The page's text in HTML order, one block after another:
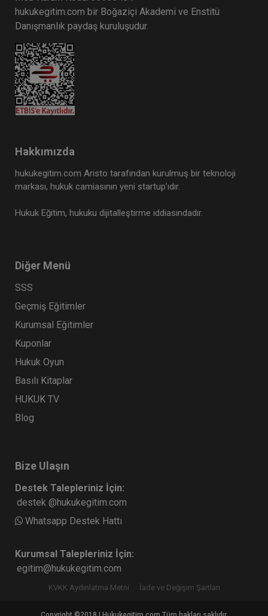
hukukegitim.com bir Boğaziçi Akademi ve Enstitü
Danışmanlık paydaş kuruluşudur.
Hakkımızda
hukukegitim.com Aristo tarafından kurulmuş bir teknoloji
markası, hukuk camiasının yeni startup’ıdır.
Hukuk Eğitim, hukuku dijitalleştirme iddiasındadır.
Diğer Menü
SSS
Geçmiş Eğitimler
Kurumsal Eğitimler
Kuponlar
Hukuk Oyun
Basılı Kitaplar
HUKUK TV
Blog
Bize Ulaşın
Destek Talepleriniz İçin:
destek @hukukegitim.com
Whatsapp Destek Hattı
Kurumsal Talepleriniz İçin:
egitim@hukukegitim.com
KVKK Aydınlatma Metni İade ve Değişim Şartları